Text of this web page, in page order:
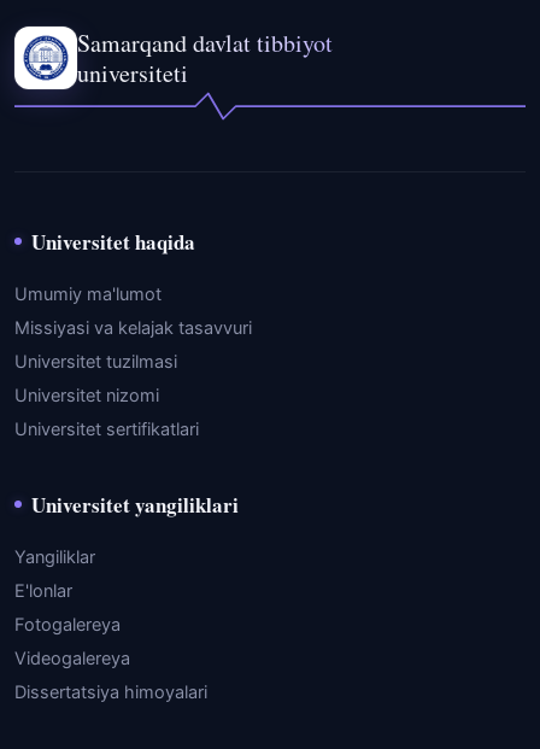
Samarqand davlat tibbiyot
universiteti
Universitet haqida
Umumiy ma'lumot
Missiyasi va kelajak tasavvuri
Universitet tuzilmasi
Universitet nizomi
Universitet sertifikatlari
Universitet yangiliklari
Yangiliklar
E'lonlar
Fotogalereya
Videogalereya
Dissertatsiya himoyalari